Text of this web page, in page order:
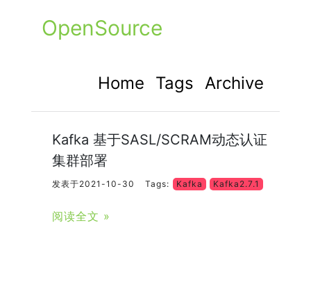
OpenSource
Home Tags Archive
Kafka 基于SASL/SCRAM动态认证
集群部署
发表于2021-10-30 Tags: Kafka Kafka2.7.1
阅读全文 »